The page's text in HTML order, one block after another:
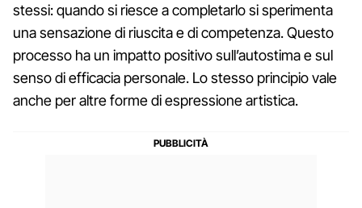
stessi: quando si riesce a completarlo si sperimenta
una sensazione di riuscita e di competenza. Questo
processo ha un impatto positivo sull’autostima e sul
senso di efficacia personale. Lo stesso principio vale
anche per altre forme di espressione artistica.